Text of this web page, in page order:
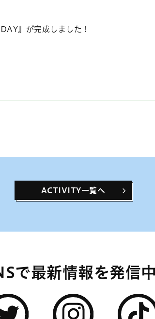
』が完成しました！
ACTIVITY一覧へ
で最新情報を発信